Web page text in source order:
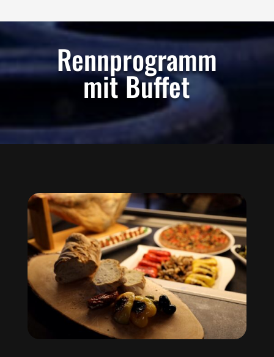
Rennprogramm
mit Buffet